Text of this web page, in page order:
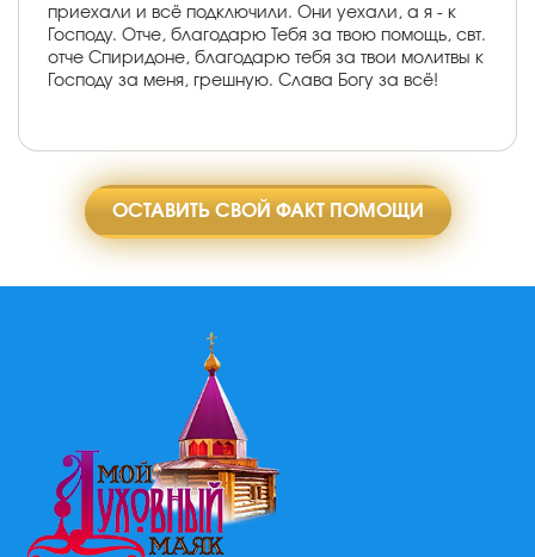
приехали и всё подключили. Они уехали, а я - к
Господу. Отче, благодарю Тебя за твою помощь, свт.
отче Спиридоне, благодарю тебя за твои молитвы к
Господу за меня, грешную. Слава Богу за всё!
ОСТАВИТЬ СВОЙ ФАКТ ПОМОЩИ